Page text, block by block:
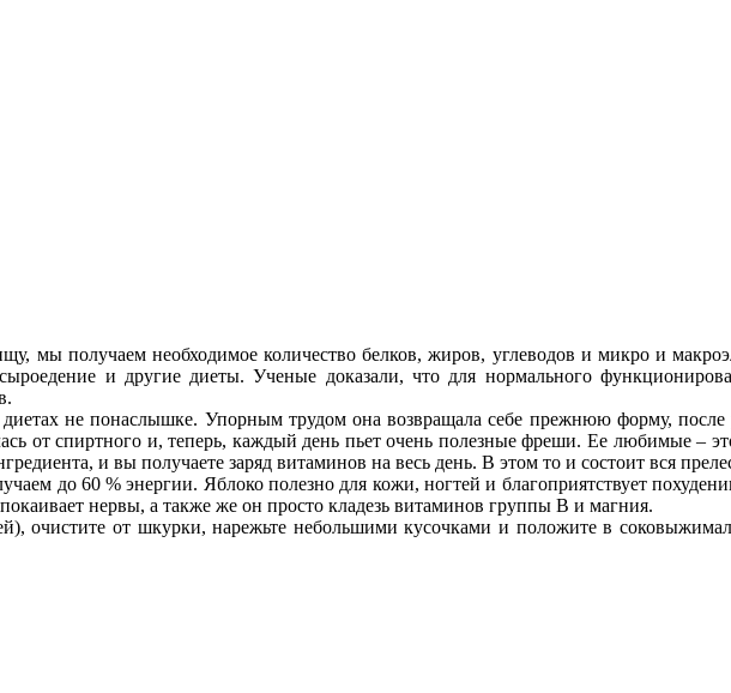
мы получаем необходимое количество белков, жиров, углеводов и микро и
и другие диеты. Ученые доказали, что для нормального
не понаслышке. Упорным трудом она возвращала себе прежнюю форму,
от спиртного и, теперь, каждый день пьет очень полезные фреши. Ее любимые –
и вы получаете заряд витаминов на весь день. В этом то и состоит вся
до 60 % энергии. Яблоко полезно для кожи, ногтей и благоприятствует
нервы, а также же он просто кладезь витаминов группы В и магния.
очистите от шкурки, нарежьте небольшими кусочками и положите в